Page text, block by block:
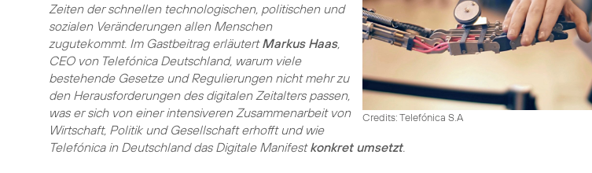
Credits: Telefónica S.A
Zeiten der schnellen technologischen, politischen und
sozialen Veränderungen allen Menschen
zugutekommt. Im Gastbeitrag erläutertMarkus Haas,
CEO von Telefónica Deutschland, warum viele
bestehende Gesetze und Regulierungen nicht mehr zu
den Herausforderungen des digitalen Zeitalters passen,
was er sich von einer intensiveren Zusammenarbeit von
Wirtschaft, Politik und Gesellschaft erhofft und wie
Telefónica in Deutschland das Digitale Manifestkonkret umsetzt.